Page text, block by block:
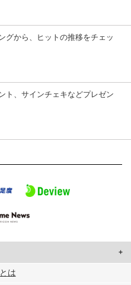
グから、ヒットの推移をチェッ
ト、サインチェキなどプレゼン
ザーに合わせたコンテンツや広告の
は